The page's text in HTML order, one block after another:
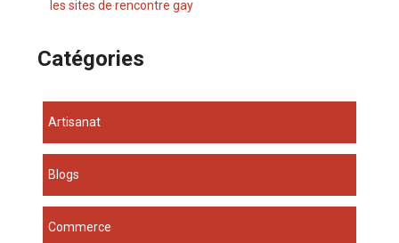
les sites de rencontre gay
Catégories
Artisanat
Blogs
Commerce